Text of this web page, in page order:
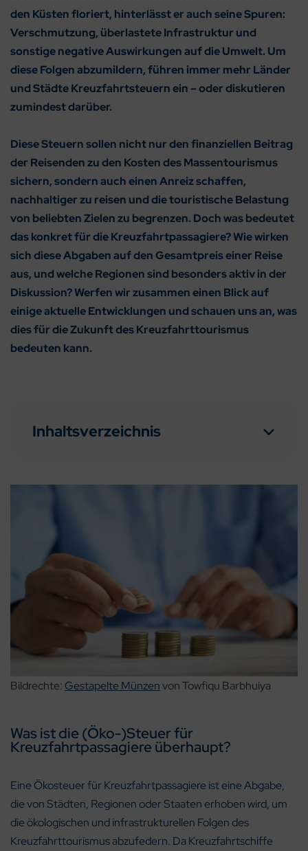
den Küsten floriert, hinterlässt er auch seine Spuren:
Verschmutzung, überlastete Infrastruktur und
sonstige negative Auswirkungen auf die Umwelt. Um
diese Folgen abzumildern, führen immer mehr Länder
und Städte Kreuzfahrtsteuern ein – oder diskutieren
zumindest darüber.
Diese Steuern sollen nicht nur den finanziellen Beitrag
der Reisenden zu den Kosten des Massentourismus
sichern, sondern auch einen Anreiz schaffen,
nachhaltiger zu reisen und die touristische Belastung
von beliebten Zielen zu begrenzen. Doch was bedeutet
das konkret für die Kreuzfahrtpassagiere? Wie wirken
sich diese Abgaben auf den Gesamtpreis einer Reise
aus, und welche Regionen sind besonders aktiv in der
Diskussion? Werfen wir zusammen einen Blick auf
einige aktuelle Entwicklungen und schauen uns an, was
dies für die Zukunft des Kreuzfahrttourismus
bedeuten kann.
Inhaltsverzeichnis
Bildrechte: Gestapelte Münzenvon Towfiqu Barbhuiya
Was ist die (Öko-)Steuer für
Kreuzfahrtpassagiere überhaupt?
Eine Ökosteuer für Kreuzfahrtpassagiere ist eine Abgabe,
die von Städten, Regionen oder Staaten erhoben wird, um
die ökologischen und infrastrukturellen Folgen des
Kreuzfahrttourismus abzufedern. Da Kreuzfahrtschiffe